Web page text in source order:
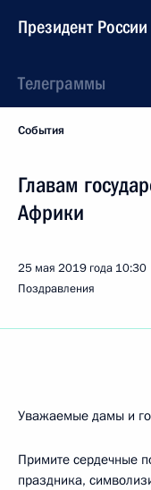
Президент России
Телеграммы
События
Главам
Африки
25 мая 2019 года 10:30
Поздравления
Уважаемые дамы и
Примите сердечные
праздника,